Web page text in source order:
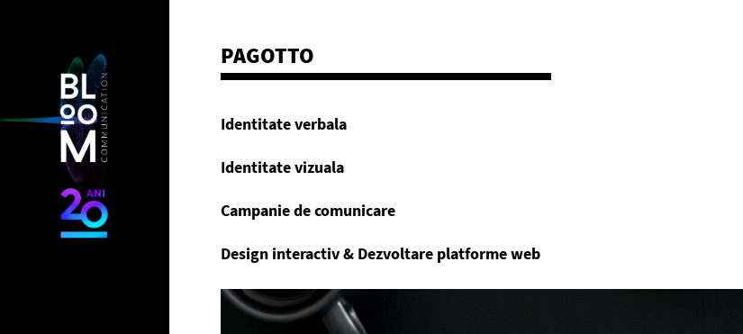
PAGOTTO
Identitate verbala
Identitate vizuala
Campanie de comunicare
Design interactiv & Dezvoltare platforme web